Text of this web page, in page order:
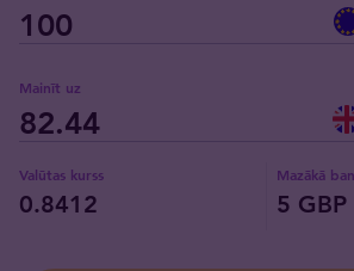
Mainīt uz
Valūtas kurss
0.8412
Mazākā
5 GBP